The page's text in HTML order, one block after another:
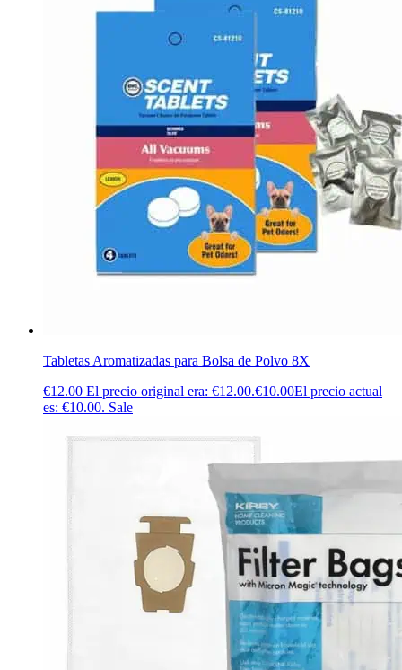
Tabletas Aromatizadas para Bolsa de Polvo 8X
€12.00 El precio original era: €12.00.€10.00El precio actual
es: €10.00. Sale